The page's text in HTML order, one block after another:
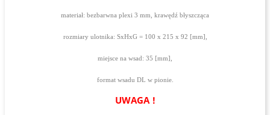
materiał: bezbarwna plexi 3 mm, krawędź błyszcząca
rozmiary ulotnika: SxHxG = 100 x 215 x 92 [mm],
miejsce na wsad: 35 [mm],
format wsadu DL w pionie.
UWAGA !